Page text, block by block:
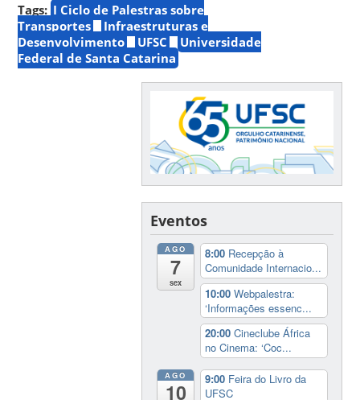
Tags: I Ciclo de Palestras sobre
Transportes
Infraestruturas e
Desenvolvimento
UFSC
Universidade
Federal de Santa Catarina
Eventos
AGO
7
sex
8:00 Recepção à
Comunidade Internacio...
10:00Webpalestra:
‘Informações essenc...
20:00Cineclube África
no Cinema: ‘Coc...
AGO
10
9:00 Feira do Livro da
UFSC